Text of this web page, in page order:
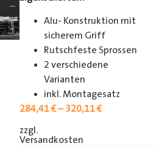
Alu- Konstruktion mit
sicherem Griff
Rutschfeste Sprossen
2 verschiedene
Varianten
inkl. Montagesatz
284,41€–320,11€
zzgl.
Versandkosten